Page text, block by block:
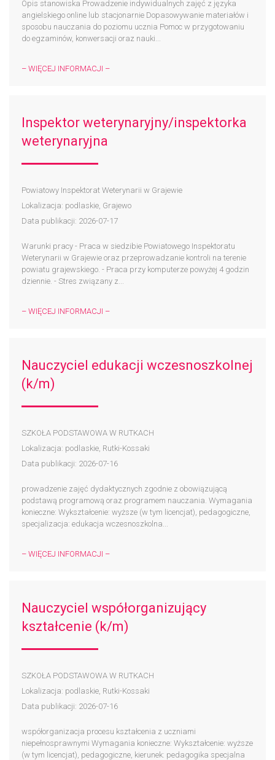
Opis stanowiska Prowadzenie indywidualnych zajęć z języka
angielskiego online lub stacjonarnie Dopasowywanie materiałów i
sposobu nauczania do poziomu ucznia Pomoc w przygotowaniu
do egzaminów, konwersacji oraz nauki...
– WIĘCEJ INFORMACJI –
Inspektor weterynaryjny/inspektorka
weterynaryjna
Powiatowy Inspektorat Weterynarii w Grajewie
Lokalizacja: podlaskie, Grajewo
Data publikacji: 2026-07-17
Warunki pracy - Praca w siedzibie Powiatowego Inspektoratu
Weterynarii w Grajewie oraz przeprowadzanie kontroli na terenie
powiatu grajewskiego. - Praca przy komputerze powyżej 4 godzin
dziennie. - Stres związany z...
– WIĘCEJ INFORMACJI –
Nauczyciel edukacji wczesnoszkolnej
(k/m)
SZKOŁA PODSTAWOWA W RUTKACH
Lokalizacja: podlaskie, Rutki-Kossaki
Data publikacji: 2026-07-16
prowadzenie zajęć dydaktycznych zgodnie z obowiązującą
podstawą programową oraz programem nauczania. Wymagania
konieczne: Wykształcenie: wyższe (w tym licencjat), pedagogiczne,
specjalizacja: edukacja wczesnoszkolna...
– WIĘCEJ INFORMACJI –
Nauczyciel współorganizujący
kształcenie (k/m)
SZKOŁA PODSTAWOWA W RUTKACH
Lokalizacja: podlaskie, Rutki-Kossaki
Data publikacji: 2026-07-16
współorganizacja procesu kształcenia z uczniami
niepełnosprawnymi Wymagania konieczne: Wykształcenie: wyższe
(w tym licencjat), pedagogiczne, kierunek: pedagogika specjalna